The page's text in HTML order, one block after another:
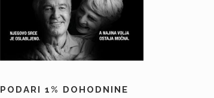
PODARI 1% DOHODNINE